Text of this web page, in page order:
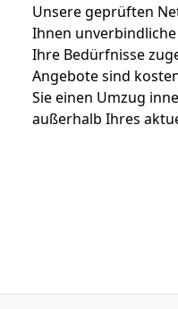
Unsere geprüften
Ihnen
Ihre Bedürfnisse
Angebote sind
Sie einen Umzug
außerhalb Ihres